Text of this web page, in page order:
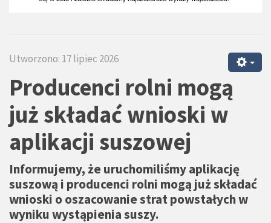
Utworzono: 17 lipiec 2026
Producenci rolni mogą
już składać wnioski w
aplikacji suszowej
Informujemy, że uruchomiliśmy aplikację
suszową i producenci rolni mogą już składać
wnioski o oszacowanie strat powstałych w
wyniku wystąpienia suszy.